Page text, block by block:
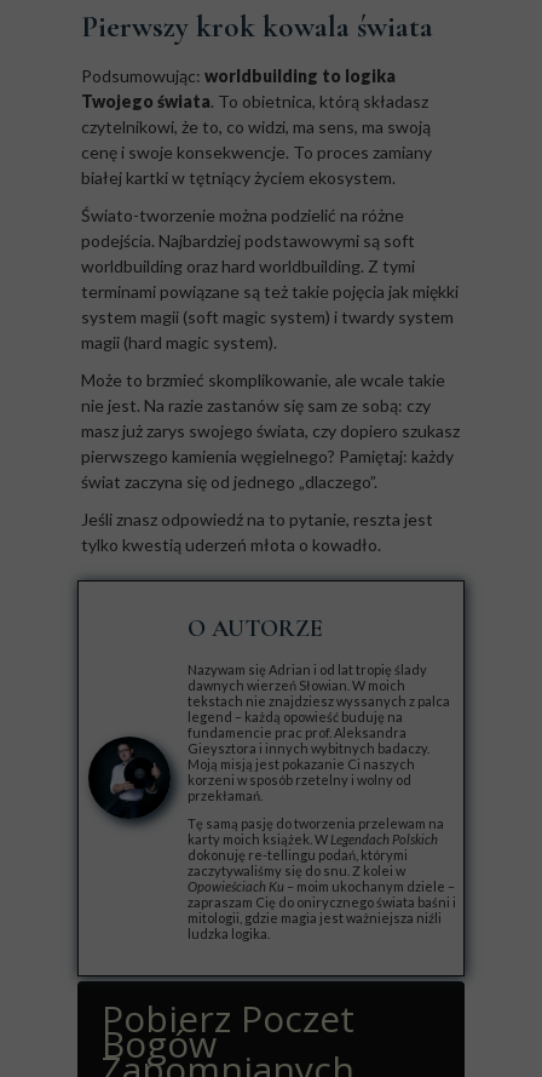
O AUTORZE
Nazywam się Adrian i od lat tropię ślady
dawnych wierzeń Słowian. W moich
tekstach nie znajdziesz wyssanych z palca
legend – każdą opowieść buduję na
fundamencie prac prof. Aleksandra
Gieysztora i innych wybitnych badaczy.
Moją misją jest pokazanie Ci naszych
korzeni w sposób rzetelny i wolny od
przekłamań.
Tę samą pasję do tworzenia przelewam na
karty moich książek. W Legendach Polskich
dokonuję re-tellingu podań, którymi
zaczytywaliśmy się do snu. Z kolei w
Opowieściach Ku – moim ukochanym dziele –
zapraszam Cię do onirycznego świata baśni i
mitologii, gdzie magia jest ważniejsza niźli
ludzka logika.
Pobierz Poczet
Bogów
Pierwszy krok kowala świata
Podsumowując: worldbuilding to logika
Twojego świata. To obietnica, którą składasz
czytelnikowi, że to, co widzi, ma sens, ma swoją
cenę i swoje konsekwencje. To proces zamiany
białej kartki w tętniący życiem ekosystem.
Świato-tworzenie można podzielić na różne
podejścia. Najbardziej podstawowymi są soft
worldbuilding oraz hard worldbuilding. Z tymi
terminami powiązane są też takie pojęcia jak miękki
system magii (soft magic system) i twardy system
magii (hard magic system).
Może to brzmieć skomplikowanie, ale wcale takie
nie jest. Na razie zastanów się sam ze sobą: czy
masz już zarys swojego świata, czy dopiero szukasz
pierwszego kamienia węgielnego? Pamiętaj: każdy
świat zaczyna się od jednego „dlaczego”.
Jeśli znasz odpowiedź na to pytanie, reszta jest
tylko kwestią uderzeń młota o kowadło.